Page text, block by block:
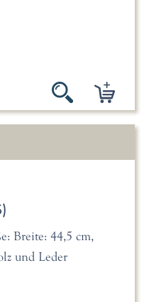
Breite: 44,5 cm,
und Leder